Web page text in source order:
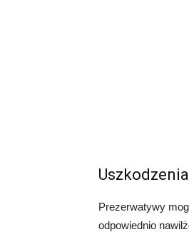
Prezerwatywy
odpowiednio